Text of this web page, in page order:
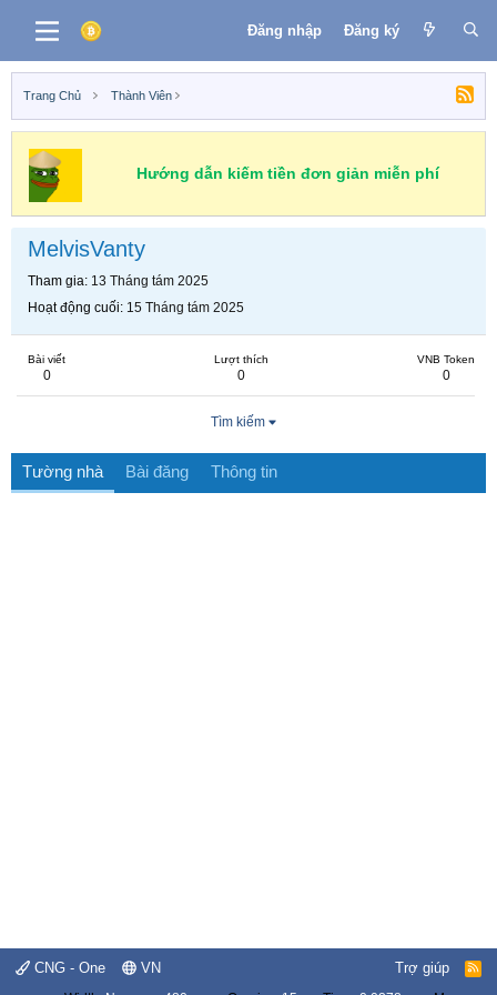
Đăng nhập Đăng ký
Trang Chủ Thành Viên
Hướng dẫn kiếm tiền đơn giản miễn phí
MelvisVanty
Tham gia 13 Tháng tám 2025
Hoạt động cuối 15 Tháng tám 2025
Bài viết
0
Lượt thích
0
VNB Token
0
Tìm kiếm
Tường nhà Bài đăng Thông tin
CNG - One VN Trợ giúp
R